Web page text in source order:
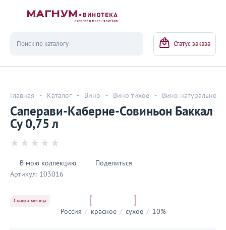
Статус заказа
Главная - Каталог - Вино - Вино тихое - Вино натуральное
Саперави-Каберне-Совиньон Баккал
Су 0,75 л
В мою коллекцию
Поделиться
Артикул: 103016
Скидка месяца
Россия / красное / сухое / 10%